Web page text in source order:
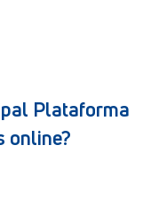
Plataforma
online?